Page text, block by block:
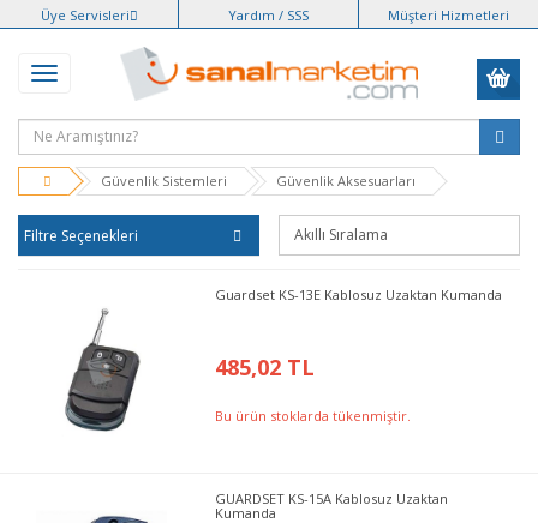
Üye Servisleri Yardım / SSS Müşteri Hizmetleri
Güvenlik Sistemleri Güvenlik Aksesuarları
Filtre Seçenekleri
Guardset KS-13E Kablosuz Uzaktan Kumanda
485,02 TL
Bu ürün stoklarda tükenmiştir.
GUARDSET KS-15A Kablosuz Uzaktan
Kumanda